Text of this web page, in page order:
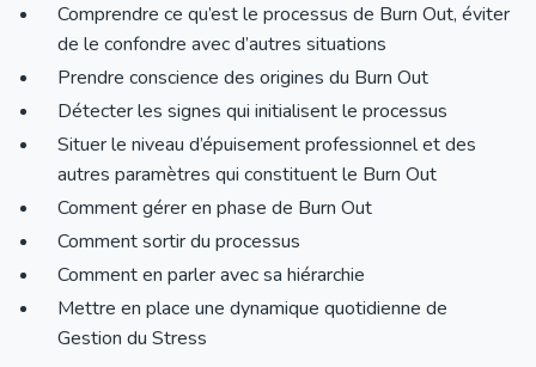
Comprendre ce qu’est le processus de Burn Out, éviter
de le confondre avec d’autres situations
Prendre conscience des origines du Burn Out
Détecter les signes qui initialisent le processus
Situer le niveau d’épuisement professionnel et des
autres paramètres qui constituent le Burn Out
Comment gérer en phase de Burn Out
Comment sortir du processus
Comment en parler avec sa hiérarchie
Mettre en place une dynamique quotidienne de
Gestion du Stress